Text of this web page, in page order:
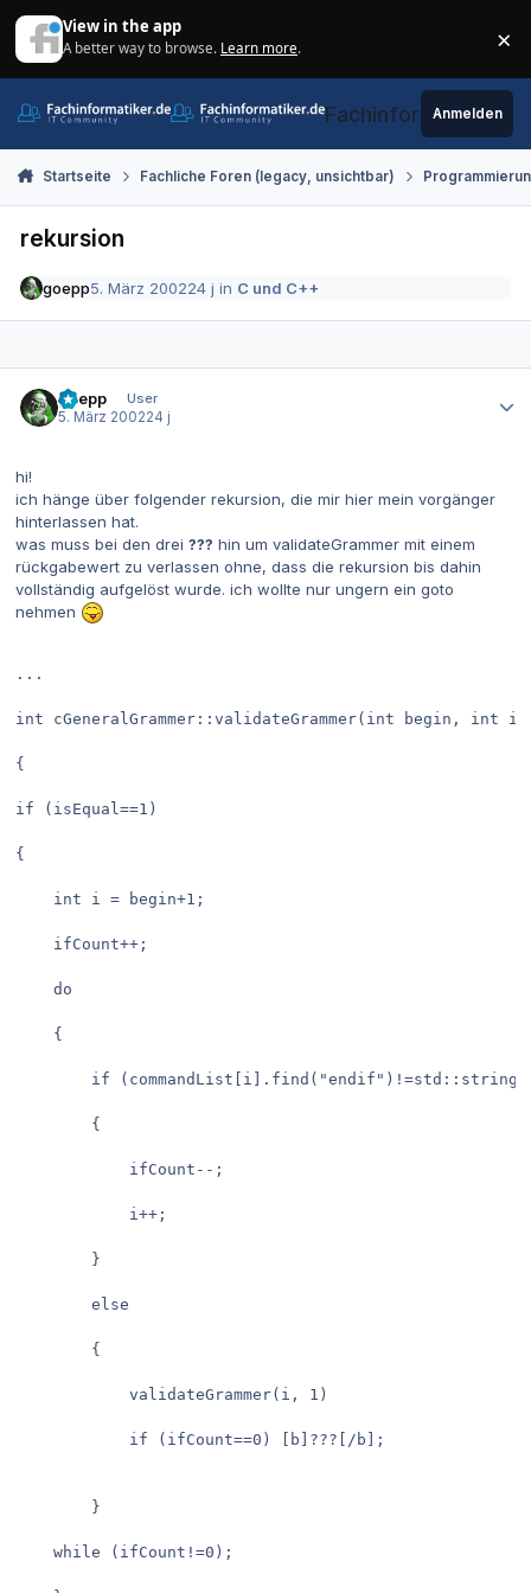
View in the app
A better way to browse. Learn more. ×
Fachinformatiker.de
Anmelden
Startseite Fachliche Foren (legacy, unsichtbar)
rekursion
goepp5. März 200224 j in C und C++
goepp
User
5. März 200224 j
hi!
ich hänge über folgender rekursion, die mir hier mein vorgänger
hinterlassen hat.
was muss bei den drei ??? hin um validateGrammer mit einem
rückgabewert zu verlassen ohne, dass die rekursion bis dahin
vollständig aufgelöst wurde. ich wollte nur ungern ein goto
nehmen
...
int cGeneralGrammer::validateGrammer(int begin, int
{
if (isEqual==1)
{